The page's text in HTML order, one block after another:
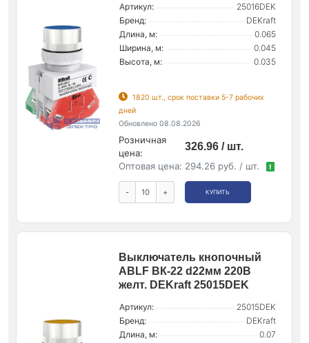
Артикул:
25016DEK
Бренд:
DEKraft
Длина, м:
0.065
Ширина, м:
0.045
Высота, м:
0.035
1820 шт., срок поставки 5-7 рабочих
дней
Обновлено 08.08.2026
Розничная
цена:
326.96 / шт.
Оптовая цена: 294.26 руб. / шт. !
- + КУПИТЬ
Выключатель кнопочный
ABLF ВК-22 d22мм 220В
желт. DEKraft 25015DEK
Артикул:
25015DEK
Бренд:
DEKraft
Длина, м:
0.07